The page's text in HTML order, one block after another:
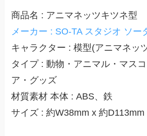
商品名 : アニマネッツキツネ型
メーカー : SO-TA スタジオ ソー
キャラクター : 模型(アニマネッ
タイプ : 動物・アニマル・マス
ア・グッズ
材質素材 本体 : ABS、鉄
サイズ : 約W38mm x 約